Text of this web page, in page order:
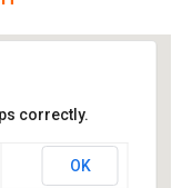
correctly.
OK